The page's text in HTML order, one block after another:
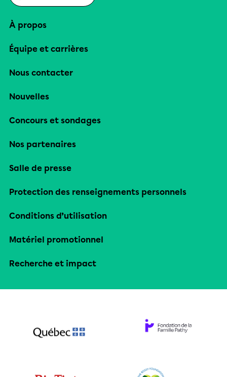
À propos
Équipe et carrières
Nous contacter
Nouvelles
Concours et sondages
Nos partenaires
Salle de presse
Protection des renseignements personnels
Conditions d’utilisation
Matériel promotionnel
Recherche et impact